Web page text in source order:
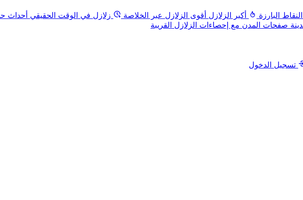
البارزة أكبر الزلازل أقوى الزلازل عبر الخلاصة زلازل في الوقت الحقيقي أحداث
صفحات المدن مع إحصاءات الزلازل القريبة
تسجيل الدخول